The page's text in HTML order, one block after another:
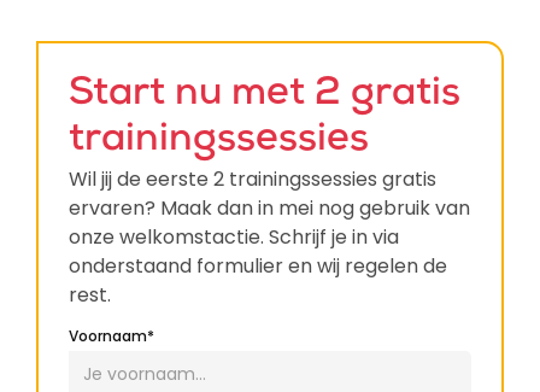
Start nu met 2 gratis
trainingssessies
Wil jij de eerste 2 trainingssessies gratis
ervaren? Maak dan in mei nog gebruik van
onze welkomstactie. Schrijf je in via
onderstaand formulier en wij regelen de
rest.
Voornaam*